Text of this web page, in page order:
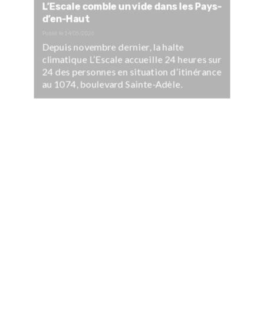
L’Escale comble un vide dans les Pays-
d’en-Haut
Depuis novembre dernier, la halte
climatique L’Escale accueille 24 heures sur
24 des personnes en situation d’itinérance
au 1074, boulevard Sainte-Adèle.